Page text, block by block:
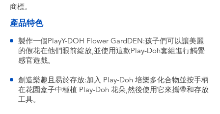
商標。
產品特色
製作一個PlayY-DOH Flower GardDEN:孩子們可以讓美麗
的假花在他們眼前綻放,並使用這款Play-Doh套組進行觸覺
感官遊戲。
創造樂趣且易於存放:加入 Play-Doh 培樂多化合物並按手柄
在花園盒子中種植 Play-Doh 花朵,然後使用它來攜帶和存放
工具。